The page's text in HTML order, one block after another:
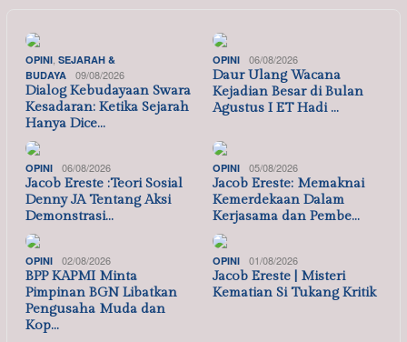
OPINI SEJARAH &
BUDAYA
09/08/2026
Dialog Kebudayaan Swara
Kesadaran: Ketika Sejarah
Hanya Dice…
OPINI 06/08/2026
Daur Ulang Wacana
Kejadian Besar di Bulan
Agustus I ET Hadi …
OPINI 06/08/2026
Jacob Ereste :Teori Sosial
Denny JA Tentang Aksi
Demonstrasi…
OPINI 05/08/2026
Jacob Ereste: Memaknai
Kemerdekaan Dalam
Kerjasama dan Pembe…
OPINI 02/08/2026
BPP KAPMI Minta
Pimpinan BGN Libatkan
Pengusaha Muda dan
Kop…
OPINI 01/08/2026
Jacob Ereste | Misteri
Kematian Si Tukang Kritik